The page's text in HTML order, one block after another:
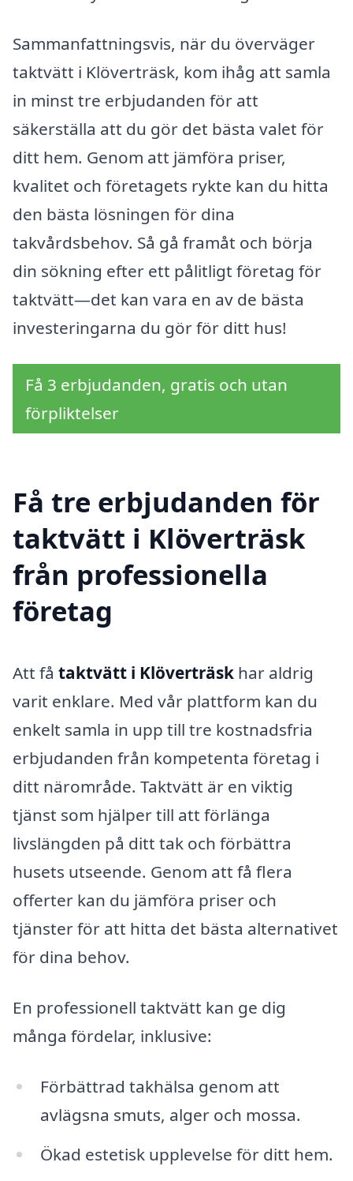
Sammanfattningsvis, när du överväger
taktvätt i Klöverträsk, kom ihåg att samla
in minst tre erbjudanden för att
säkerställa att du gör det bästa valet för
ditt hem. Genom att jämföra priser,
kvalitet och företagets rykte kan du hitta
den bästa lösningen för dina
takvårdsbehov. Så gå framåt och börja
din sökning efter ett pålitligt företag för
taktvätt—det kan vara en av de bästa
investeringarna du gör för ditt hus!
Få 3 erbjudanden, gratis och utan
förpliktelser
Få tre erbjudanden för
taktvätt i Klöverträsk
från professionella
företag
Att få taktvätt i Klöverträsk har aldrig
varit enklare. Med vår plattform kan du
enkelt samla in upp till tre kostnadsfria
erbjudanden från kompetenta företag i
ditt närområde. Taktvätt är en viktig
tjänst som hjälper till att förlänga
livslängden på ditt tak och förbättra
husets utseende. Genom att få flera
offerter kan du jämföra priser och
tjänster för att hitta det bästa alternativet
för dina behov.
En professionell taktvätt kan ge dig
många fördelar, inklusive:
Förbättrad takhälsa genom att
avlägsna smuts, alger och mossa.
Ökad estetisk upplevelse för ditt hem.